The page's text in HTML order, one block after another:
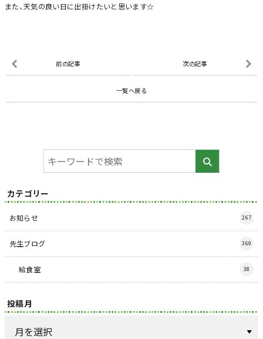
また、天気の良い日に出掛けたいと思います☆
前の記事 次の記事
一覧へ戻る
カテゴリー
お知らせ 267
先生ブログ 369
給食室 38
投稿月